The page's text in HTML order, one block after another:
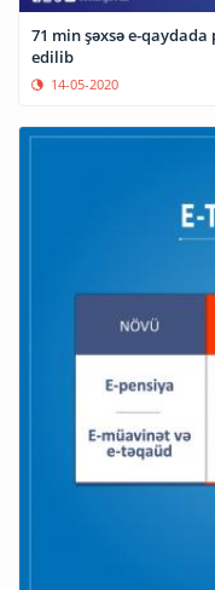
71 min şəxsə e-
edilib
14-05-2020